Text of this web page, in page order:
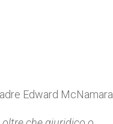
Edward